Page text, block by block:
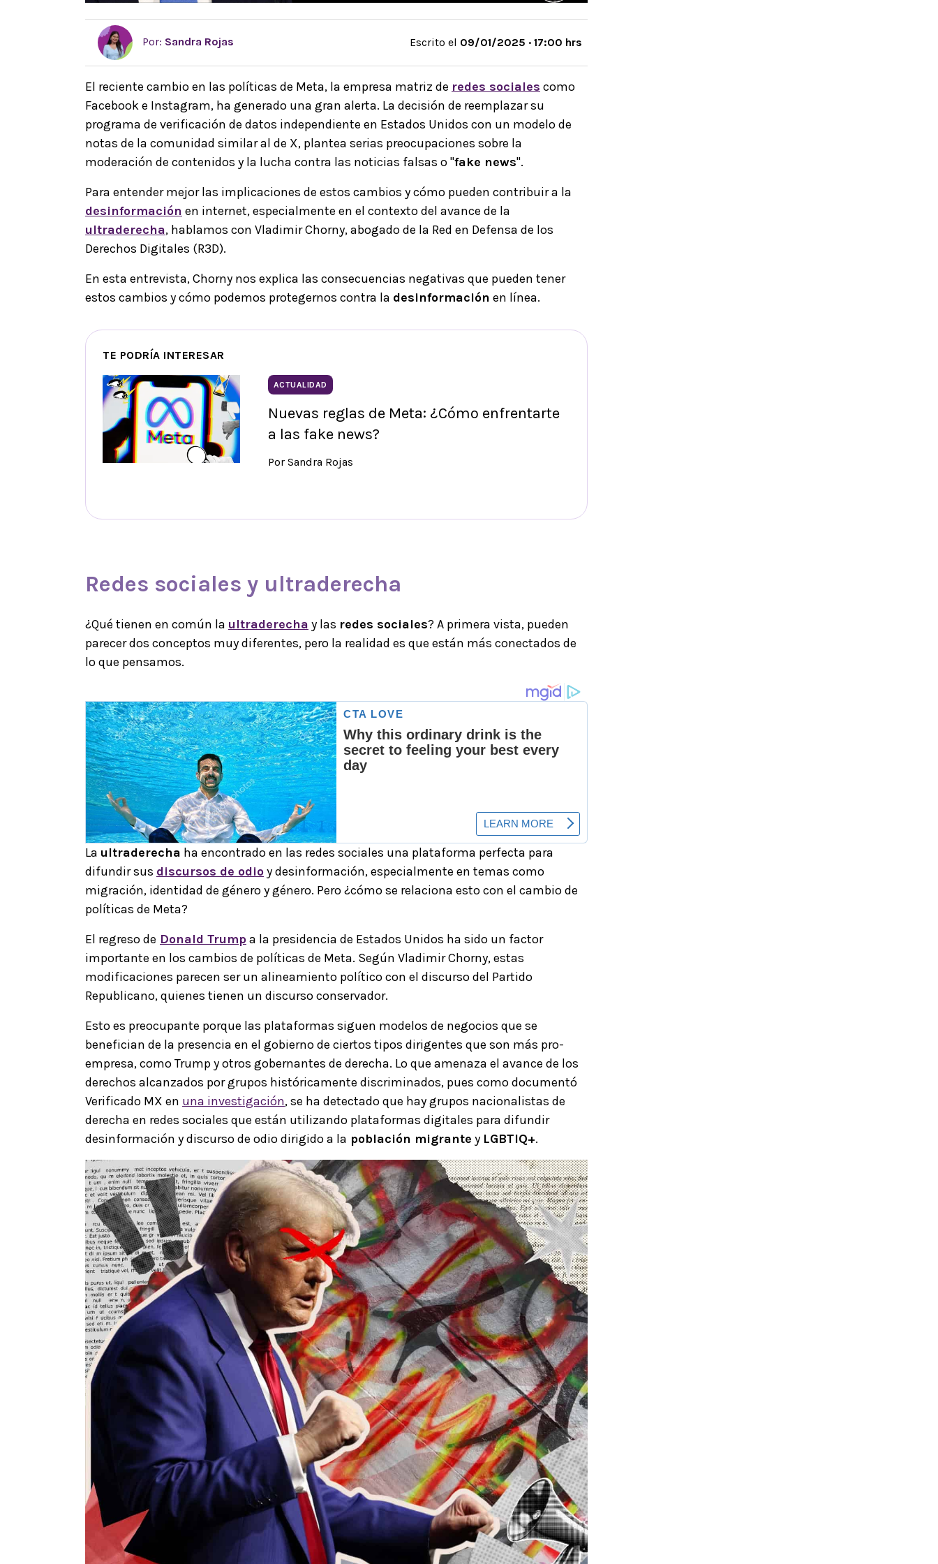
Por: Sandra Rojas Escrito el 09/01/2025 · 17:00 hrs
El reciente cambio en las políticas de Meta, la empresa matriz de redes sociales como
Facebook e Instagram, ha generado una gran alerta. La decisión de reemplazar su
programa de verificación de datos independiente en Estados Unidos con un modelo de
notas de la comunidad similar al de X, plantea serias preocupaciones sobre la
moderación de contenidos y la lucha contra las noticias falsas o "fake news".
Para entender mejor las implicaciones de estos cambios y cómo pueden contribuir a la
desinformación en internet, especialmente en el contexto del avance de la
ultraderecha, hablamos con Vladimir Chorny, abogado de la Red en Defensa de los
Derechos Digitales (R3D).
En esta entrevista, Chorny nos explica las consecuencias negativas que pueden tener
estos cambios y cómo podemos protegernos contra la desinformación en línea.
TE PODRÍA INTERESAR
ACTUALIDAD
Nuevas reglas de Meta: ¿Cómo enfrentarte
a las fake news?
Por Sandra Rojas
Redes sociales y ultraderecha
¿Qué tienen en común la ultraderecha y las redes sociales? A primera vista, pueden
parecer dos conceptos muy diferentes, pero la realidad es que están más conectados de
lo que pensamos.
La ultraderecha ha encontrado en las redes sociales una plataforma perfecta para
difundir sus discursos de odioy desinformación, especialmente en temas como
migración, identidad de género y género. Pero ¿cómo se relaciona esto con el cambio de
políticas de Meta?
El regreso de Donald Trumpa la presidencia de Estados Unidos ha sido un factor
importante en los cambios de políticas de Meta. Según Vladimir Chorny, estas
modificaciones parecen ser un alineamiento político con el discurso del Partido
Republicano, quienes tienen un discurso conservador.
Esto es preocupante porque las plataformas siguen modelos de negocios que se
benefician de la presencia en el gobierno de ciertos tipos dirigentes que son más pro-
empresa, como Trump y otros gobernantes de derecha. Lo que amenaza el avance de los
derechos alcanzados por grupos históricamente discriminados, pues como documentó
Verificado MX en una investigación, se ha detectado que hay grupos nacionalistas de
derecha en redes sociales que están utilizando plataformas digitales para difundir
desinformación y discurso de odio dirigido a la población migrante y LGBTIQ+.